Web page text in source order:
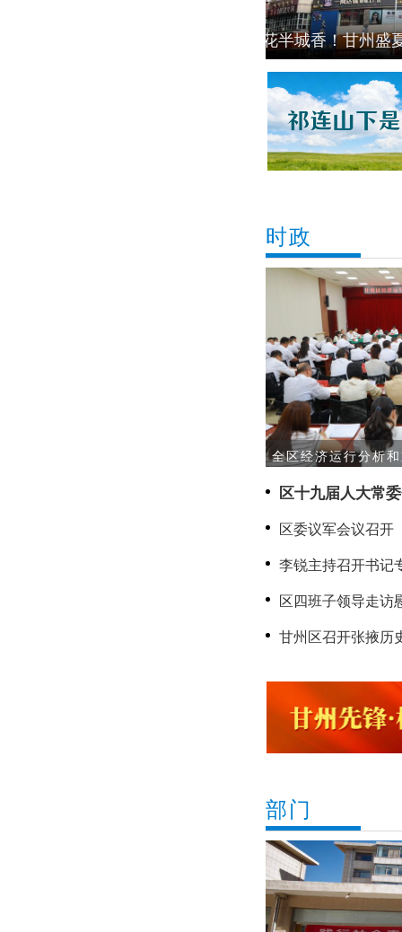
云映木塔 韵满
时政
全区经济运行分析
区十九届人大常
区委议军会议召开
李锐主持召开书记
区四班子领导走访
甘州区召开张掖历
部门